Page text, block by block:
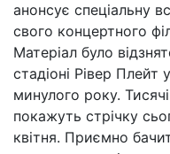
анонсує спеціальну
свого концертного
Матеріал було
стадіоні Рівер Плейт
минулого року.
покажуть стрічку
квітня. Приємно